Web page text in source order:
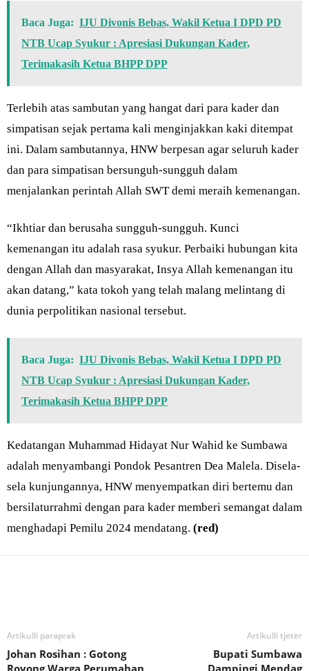
Baca Juga: IJU Divonis Bebas, Wakil Ketua I DPD PD
NTB Ucap Syukur : Apresiasi Dukungan Kader,
Terimakasih Ketua BHPP DPP
Terlebih atas sambutan yang hangat dari para kader dan
simpatisan sejak pertama kali menginjakkan kaki ditempat
ini. Dalam sambutannya, HNW berpesan agar seluruh kader
dan para simpatisan bersunguh-sungguh dalam
menjalankan perintah Allah SWT demi meraih kemenangan.
“Ikhtiar dan berusaha sungguh-sungguh. Kunci
kemenangan itu adalah rasa syukur. Perbaiki hubungan kita
dengan Allah dan masyarakat, Insya Allah kemenangan itu
akan datang,” kata tokoh yang telah malang melintang di
dunia perpolitikan nasional tersebut.
Baca Juga: IJU Divonis Bebas, Wakil Ketua I DPD PD
NTB Ucap Syukur : Apresiasi Dukungan Kader,
Terimakasih Ketua BHPP DPP
Kedatangan Muhammad Hidayat Nur Wahid ke Sumbawa
adalah menyambangi Pondok Pesantren Dea Malela. Disela-
sela kunjungannya, HNW menyempatkan diri bertemu dan
bersilaturrahmi dengan para kader memberi semangat dalam
menghadapi Pemilu 2024 mendatang. (red)
Artikulli paraprak
Johan Rosihan : Gotong
Royong Warga Perumahan
Artikulli tjetër
Bupati Sumbawa
Dampingi Mendag